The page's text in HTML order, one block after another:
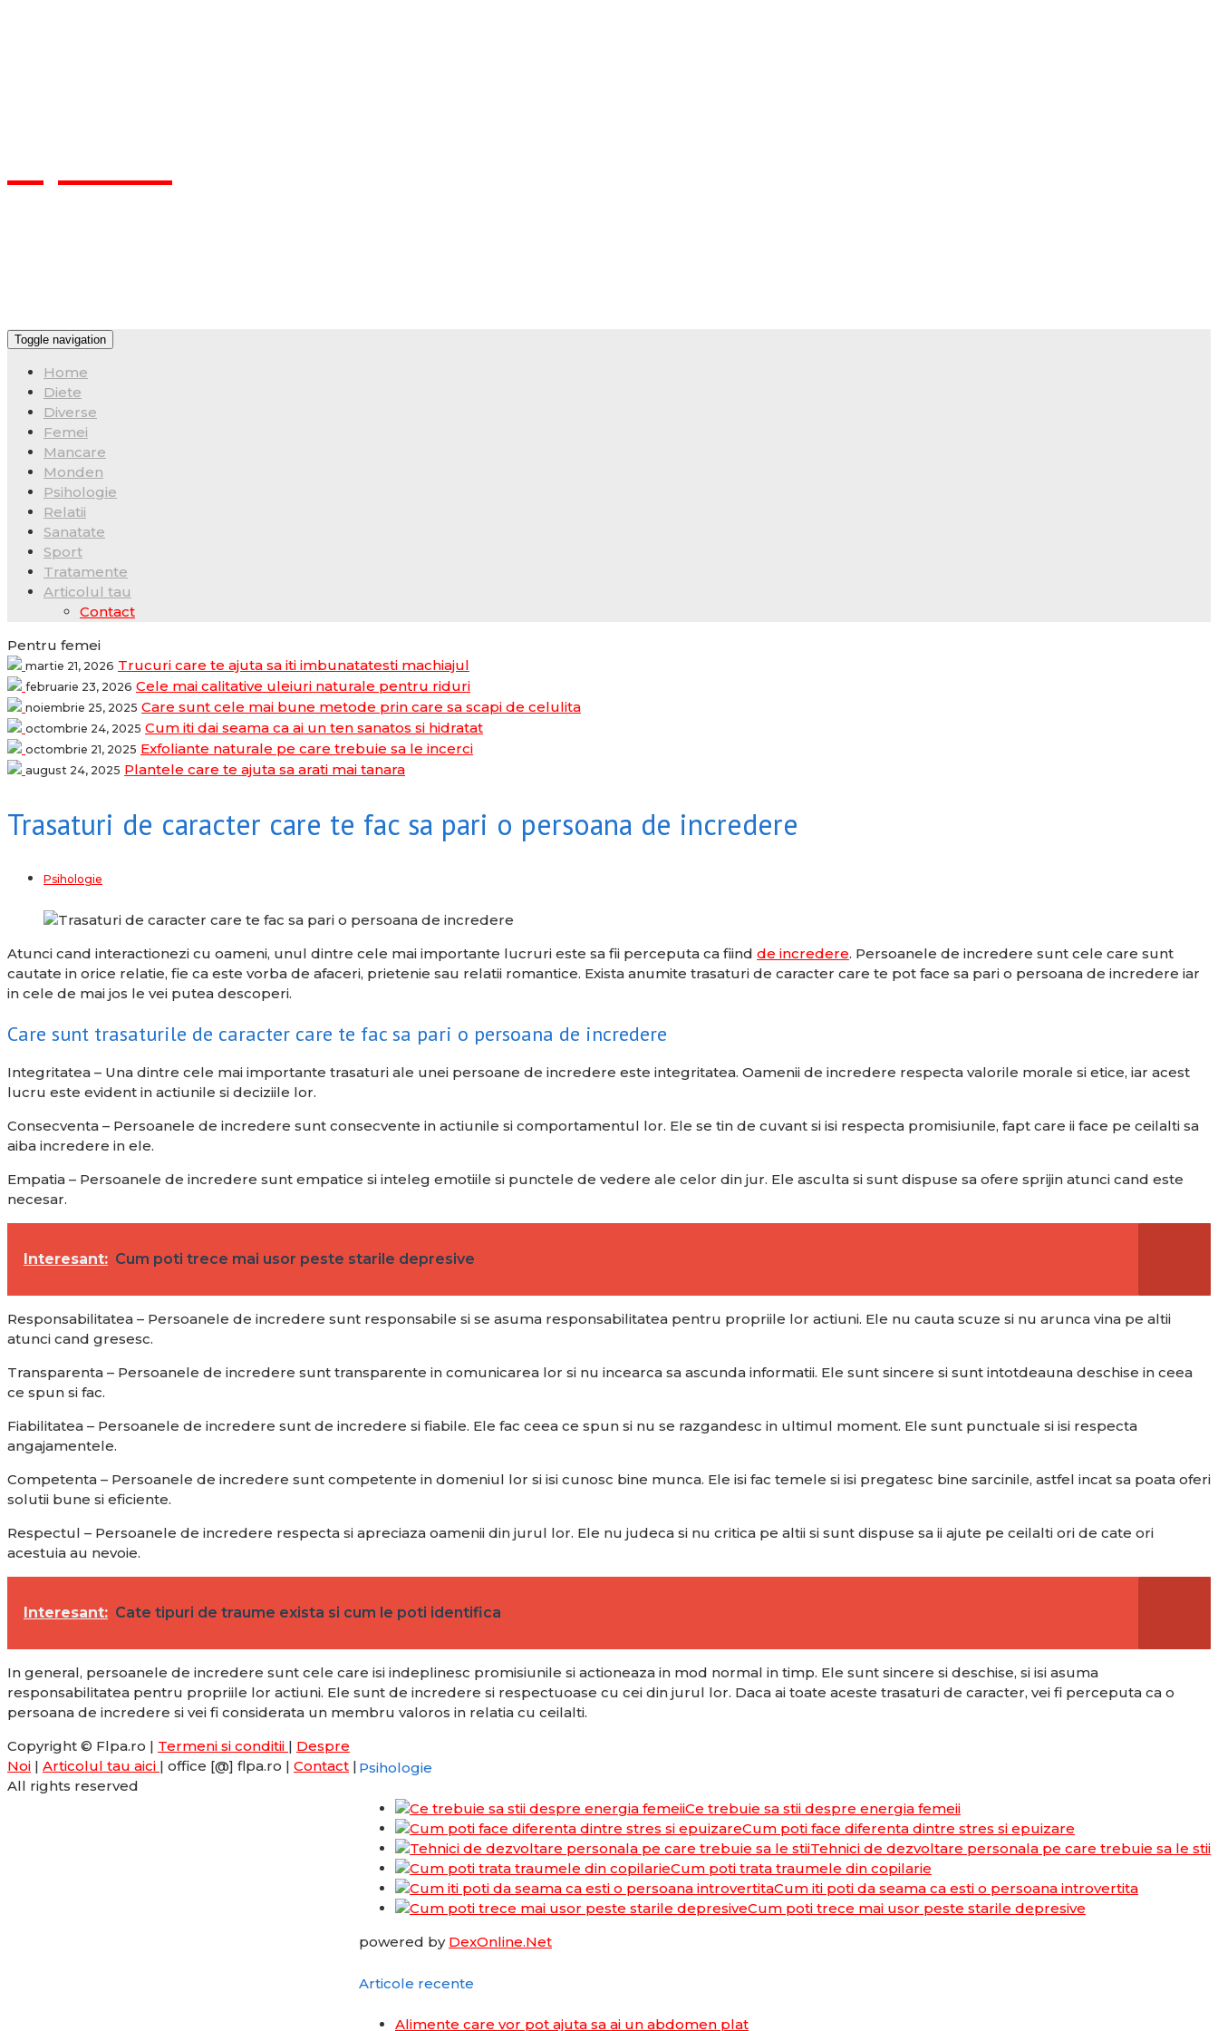
Flpa.ro
Toggle navigation
Home
Diete
Diverse
Femei
Mancare
Monden
Psihologie
Relatii
Sanatate
Sport
Tratamente
Articolul tau
Contact
Pentru femei
martie 21, 2026 Trucuri care te ajuta sa iti imbunatatesti machiajul
februarie 23, 2026 Cele mai calitative uleiuri naturale pentru riduri
noiembrie 25, 2025 Care sunt cele mai bune metode prin care sa scapi de celulita
octombrie 24, 2025 Cum iti dai seama ca ai un ten sanatos si hidratat
octombrie 21, 2025 Exfoliante naturale pe care trebuie sa le incerci
august 24, 2025 Plantele care te ajuta sa arati mai tanara
Trasaturi de caracter care te fac sa pari o persoana de incredere
Psihologie
Atunci cand interactionezi cu oameni, unul dintre cele mai importante lucruri este sa fii perceputa ca fiind de incredere. Persoanele de incredere sunt cele care sunt
cautate in orice relatie, fie ca este vorba de afaceri, prietenie sau relatii romantice. Exista anumite trasaturi de caracter care te pot face sa pari o persoana de incredere iar
in cele de mai jos le vei putea descoperi.
Care sunt trasaturile de caracter care te fac sa pari o persoana de incredere
Integritatea – Una dintre cele mai importante trasaturi ale unei persoane de incredere este integritatea. Oamenii de incredere respecta valorile morale si etice, iar acest
lucru este evident in actiunile si deciziile lor.
Consecventa – Persoanele de incredere sunt consecvente in actiunile si comportamentul lor. Ele se tin de cuvant si isi respecta promisiunile, fapt care ii face pe ceilalti sa
aiba incredere in ele.
Empatia – Persoanele de incredere sunt empatice si inteleg emotiile si punctele de vedere ale celor din jur. Ele asculta si sunt dispuse sa ofere sprijin atunci cand este
necesar.
Interesant: Cum poti trece mai usor peste starile depresive
Responsabilitatea – Persoanele de incredere sunt responsabile si se asuma responsabilitatea pentru propriile lor actiuni. Ele nu cauta scuze si nu arunca vina pe altii
atunci cand gresesc.
Transparenta – Persoanele de incredere sunt transparente in comunicarea lor si nu incearca sa ascunda informatii. Ele sunt sincere si sunt intotdeauna deschise in ceea
ce spun si fac.
Fiabilitatea – Persoanele de incredere sunt de incredere si fiabile. Ele fac ceea ce spun si nu se razgandesc in ultimul moment. Ele sunt punctuale si isi respecta
angajamentele.
Competenta – Persoanele de incredere sunt competente in domeniul lor si isi cunosc bine munca. Ele isi fac temele si isi pregatesc bine sarcinile, astfel incat sa poata oferi
solutii bune si eficiente.
Respectul – Persoanele de incredere respecta si apreciaza oamenii din jurul lor. Ele nu judeca si nu critica pe altii si sunt dispuse sa ii ajute pe ceilalti ori de cate ori
acestuia au nevoie.
Interesant: Cate tipuri de traume exista si cum le poti identifica
In general, persoanele de incredere sunt cele care isi indeplinesc promisiunile si actioneaza in mod normal in timp. Ele sunt sincere si deschise, si isi asuma
responsabilitatea pentru propriile lor actiuni. Ele sunt de incredere si respectuoase cu cei din jurul lor. Daca ai toate aceste trasaturi de caracter, vei fi perceputa ca o
persoana de incredere si vei fi considerata un membru valoros in relatia cu ceilalti.
Psihologie
Ce trebuie sa stii despre energia femeii
Cum poti face diferenta dintre stres si epuizare
Tehnici de dezvoltare personala pe care trebuie sa le stii
Cum poti trata traumele din copilarie
Cum iti poti da seama ca esti o persoana introvertita
Cum poti trece mai usor peste starile depresive
powered by DexOnline.Net
Articole recente
Alimente care vor pot ajuta sa ai un abdomen plat
Copyright © Flpa.ro | Termeni si conditii | Despre
Noi | Articolul tau aici | office [@] flpa.ro | Contact |
All rights reserved